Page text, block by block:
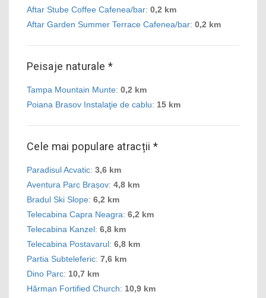
Aftar Stube Coffee Cafenea/bar: 0,2 km
Aftar Garden Summer Terrace Cafenea/bar: 0,2 km
Peisaje naturale *
Tampa Mountain Munte: 0,2 km
Poiana Brasov Instalaţie de cablu: 15 km
Cele mai populare atracții *
Paradisul Acvatic: 3,6 km
Aventura Parc Brașov: 4,8 km
Bradul Ski Slope: 6,2 km
Telecabina Capra Neagra: 6,2 km
Telecabina Kanzel: 6,8 km
Telecabina Postavarul: 6,8 km
Partia Subteleferic: 7,6 km
Dino Parc: 10,7 km
Hărman Fortified Church: 10,9 km